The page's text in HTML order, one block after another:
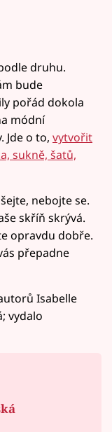
druhu.
bude
pořád dokola
módní
o to, vytvořit
sukně, šatů,
nebojte se.
skříň skrývá.
opravdu dobře.
přepadne
Isabelle
vydalo